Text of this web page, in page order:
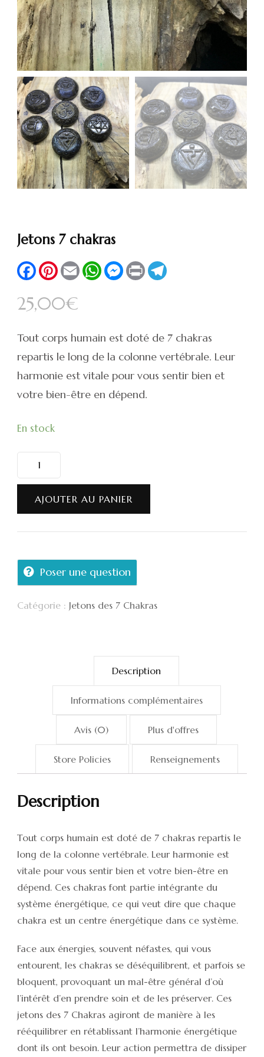
Jetons 7 chakras
FacebookPinterest
Email WhatsApp
Messenger
Print
25,00€
Tout corps humain est doté de 7 chakras
repartis le long de la colonne vertébrale. Leur
harmonie est vitale pour vous sentir bien et
votre bien-être en dépend.
En stock
quantité
de
Jetons
7
chakras
AJOUTER AU PANIER
Poser une question
Catégorie : Jetons des 7 Chakras
Description
Informations complémentaires
Avis (0) Plus d'offres
Store Policies Renseignements
Description
Tout corps humain est doté de 7 chakras repartis le
long de la colonne vertébrale. Leur harmonie est
vitale pour vous sentir bien et votre bien-être en
dépend. Ces chakras font partie intégrante du
système énergétique, ce qui veut dire que chaque
chakra est un centre énergétique dans ce système.
Face aux énergies, souvent néfastes, qui vous
entourent, les chakras se déséquilibrent, et parfois se
bloquent, provoquant un mal-être général d’où
l’intérêt d’en prendre soin et de les préserver. Ces
jetons des 7 Chakras agiront de manière à les
rééquilibrer en rétablissant l’harmonie énergétique
dont ils ont besoin. Leur action permettra de dissiper